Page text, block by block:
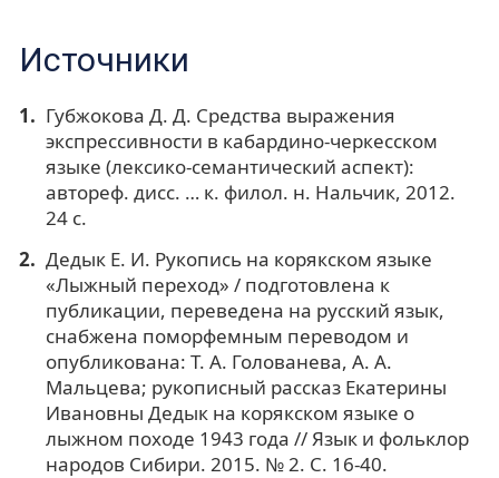
Источники
Губжокова Д. Д. Средства выражения
экспрессивности в кабардино-черкесском
языке (лексико-семантический аспект):
автореф. дисс. … к. филол. н. Нальчик, 2012.
24 с.
Дедык Е. И. Рукопись на корякском языке
«Лыжный переход» / подготовлена к
публикации, переведена на русский язык,
снабжена поморфемным переводом и
опубликована: Т. А. Голованева, А. А.
Мальцева; рукописный рассказ Екатерины
Ивановны Дедык на корякском языке о
лыжном походе 1943 года // Язык и фольклор
народов Сибири. 2015. № 2. С. 16-40.